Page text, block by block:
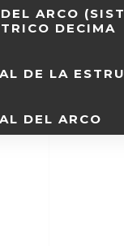
ARCO (SIST
DECIMA
DE LA ESTRU
DEL ARCO